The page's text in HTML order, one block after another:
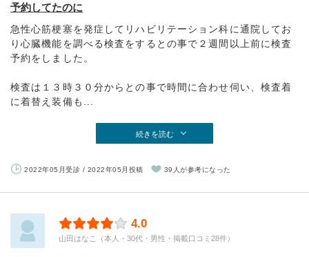
予約してたのに
急性心筋梗塞を発症してリハビリテーション科に通院してお
り心臓機能を調べる検査をするとの事で２週間以上前に検査
予約をしました。
検査は１３時３０分からとの事で時間に合わせ伺い、検査着
に着替え装備も...
続きを読む
2022年05月受診 / 2022年05月投稿 39人が参考になった
4.0
山田はなこ（本人・30代・男性・掲載口コミ28件）